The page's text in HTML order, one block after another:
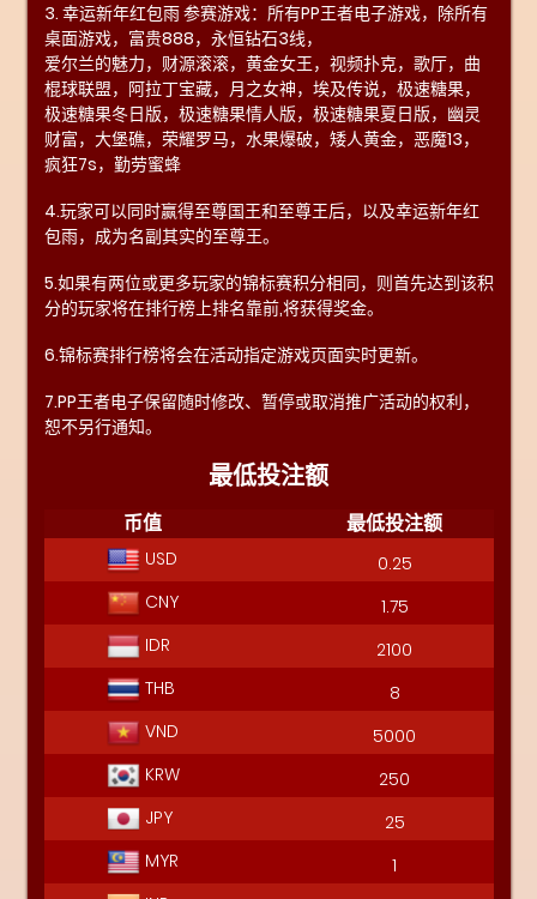
3. 幸运新年红包雨 参赛游戏：所有PP王者电子游戏，除所有
桌面游戏，富贵888，永恒钻石3线，
爱尔兰的魅力，财源滚滚，黄金女王，视频扑克，歌厅，曲
棍球联盟，阿拉丁宝藏，月之女神，埃及传说，极速糖果，
极速糖果冬日版，极速糖果情人版，极速糖果夏日版，幽灵
财富，大堡礁，荣耀罗马，水果爆破，矮人黄金，恶魔13，
疯狂7s，勤劳蜜蜂
4.玩家可以同时赢得至尊国王和至尊王后，以及幸运新年红
包雨，成为名副其实的至尊王。
5.如果有两位或更多玩家的锦标赛积分相同，则首先达到该积
分的玩家将在排行榜上排名靠前,将获得奖金。
6.锦标赛排行榜将会在活动指定游戏页面实时更新。
7.PP王者电子保留随时修改、暂停或取消推广活动的权利，
恕不另行通知。
最低投注额
币值 最低投注额
USD
0.25
CNY
1.75
IDR
2100
THB
8
VND
5000
KRW
250
JPY
25
MYR
1